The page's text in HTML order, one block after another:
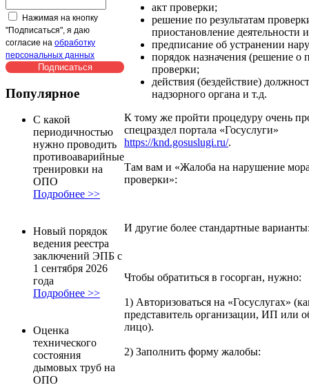
Нажимая на кнопку
"Подписаться", я даю
согласие на обработку
персональных данных
Популярное
С какой
периодичностью
нужно проводить
противоаварийные
тренировки на
ОПО
Подробнее >>
Новый порядок
ведения реестра
заключений ЭПБ с
1 сентября 2026
года
Подробнее >>
Оценка
технического
состояния
дымовых труб на
ОПО
акт проверки;
решение по результатам
приостановление деятельности
предписание об устранении
порядок назначения (решение о
проверки;
действия (бездействие)
надзорного органа и т.д.
К тому же пройти процедуру очень
спецраздел портала «Госуслуги»
https://knd.gosuslugi.ru/.
Там вам и «Жалоба на нарушение
проверки»:
И другие более стандартные
Чтобы обратиться в госорган, нужно:
1) Авторизоваться на «Госуслугах»
представитель организации, ИП или
лицо).
2) Заполнить форму жалобы: